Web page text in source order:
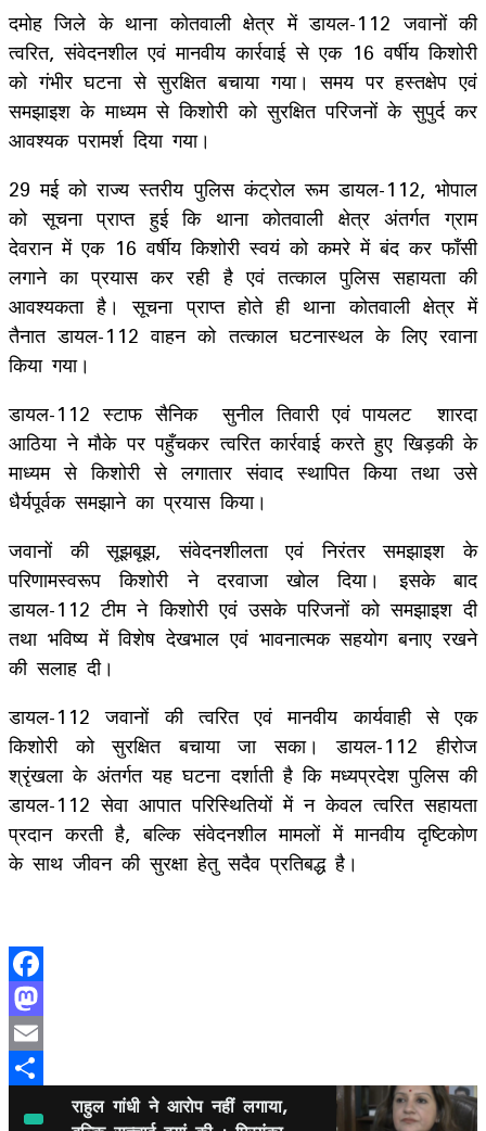
दमोह जिले के थाना कोतवाली क्षेत्र में डायल-112 जवानों की
त्वरित, संवेदनशील एवं मानवीय कार्रवाई से एक 16 वर्षीय किशोरी
को गंभीर घटना से सुरक्षित बचाया गया। समय पर हस्तक्षेप एवं
समझाइश के माध्यम से किशोरी को सुरक्षित परिजनों के सुपुर्द कर
आवश्यक परामर्श दिया गया।
29 मई को राज्य स्तरीय पुलिस कंट्रोल रूम डायल-112, भोपाल
को सूचना प्राप्त हुई कि थाना कोतवाली क्षेत्र अंतर्गत ग्राम
देवरान में एक 16 वर्षीय किशोरी स्वयं को कमरे में बंद कर फाँसी
लगाने का प्रयास कर रही है एवं तत्काल पुलिस सहायता की
आवश्यकता है। सूचना प्राप्त होते ही थाना कोतवाली क्षेत्र में
तैनात डायल-112 वाहन को तत्काल घटनास्थल के लिए रवाना
किया गया।
डायल-112 स्टाफ सैनिक सुनील तिवारी एवं पायलट शारदा
आठिया ने मौके पर पहुँचकर त्वरित कार्रवाई करते हुए खिड़की के
माध्यम से किशोरी से लगातार संवाद स्थापित किया तथा उसे
धैर्यपूर्वक समझाने का प्रयास किया।
जवानों की सूझबूझ, संवेदनशीलता एवं निरंतर समझाइश के
परिणामस्वरूप किशोरी ने दरवाजा खोल दिया। इसके बाद
डायल-112 टीम ने किशोरी एवं उसके परिजनों को समझाइश दी
तथा भविष्य में विशेष देखभाल एवं भावनात्मक सहयोग बनाए रखने
की सलाह दी।
डायल-112 जवानों की त्वरित एवं मानवीय कार्यवाही से एक
किशोरी को सुरक्षित बचाया जा सका। डायल-112 हीरोज
श्रृंखला के अंतर्गत यह घटना दर्शाती है कि मध्यप्रदेश पुलिस की
डायल-112 सेवा आपात परिस्थितियों में न केवल त्वरित सहायता
प्रदान करती है, बल्कि संवेदनशील मामलों में मानवीय दृष्टिकोण
के साथ जीवन की सुरक्षा हेतु सदैव प्रतिबद्ध है।
Facebook
Mastodon
Email
राहुल गांधी ने आरोप नहीं लगाया,